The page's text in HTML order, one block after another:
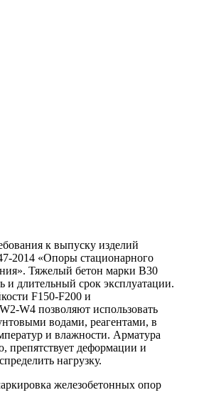
к выпуску изделий
2014 «Опоры стационарного
Тяжелый бетон марки В30
и длительный срок эксплуатации.
F150-F200 и
W4 позволяют использовать
водами, реагентами, в
и влажности. Арматура
препятствует деформации и
нагрузку.
железобетонных опор